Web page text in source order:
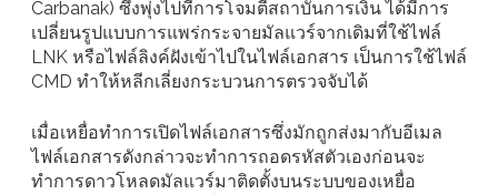
Carbanak) ซึ่งพุ่งไปที่การโจมตีสถาบันการเงิน ได้มีการ
เปลี่ยนรูปแบบการแพร่กระจายมัลแวร์จากเดิมที่ใช้ไฟล์
LNK หรือไฟล์ลิงค์ฝังเข้าไปในไฟล์เอกสาร เป็นการใช้ไฟล์
CMD ทำให้หลีกเลี่ยงกระบวนการตรวจจับได้
เมื่อเหยื่อทำการเปิดไฟล์เอกสารซึ่งมักถูกส่งมากับอีเมล
ไฟล์เอกสารดังกล่าวจะทำการถอดรหัสตัวเองก่อนจะ
ทำการดาวโหลดมัลแวร์มาติดตั้งบนระบบของเหยื่อ